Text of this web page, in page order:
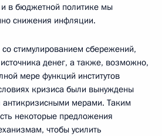
в бюджетной политике мы
снижения инфляции.
стимулированием сбережений,
денег, а также, возможно,
мере функций институтов
кризиса были вынуждены
антикризисными мерами. Таким
некоторые предложения
чтобы усилить